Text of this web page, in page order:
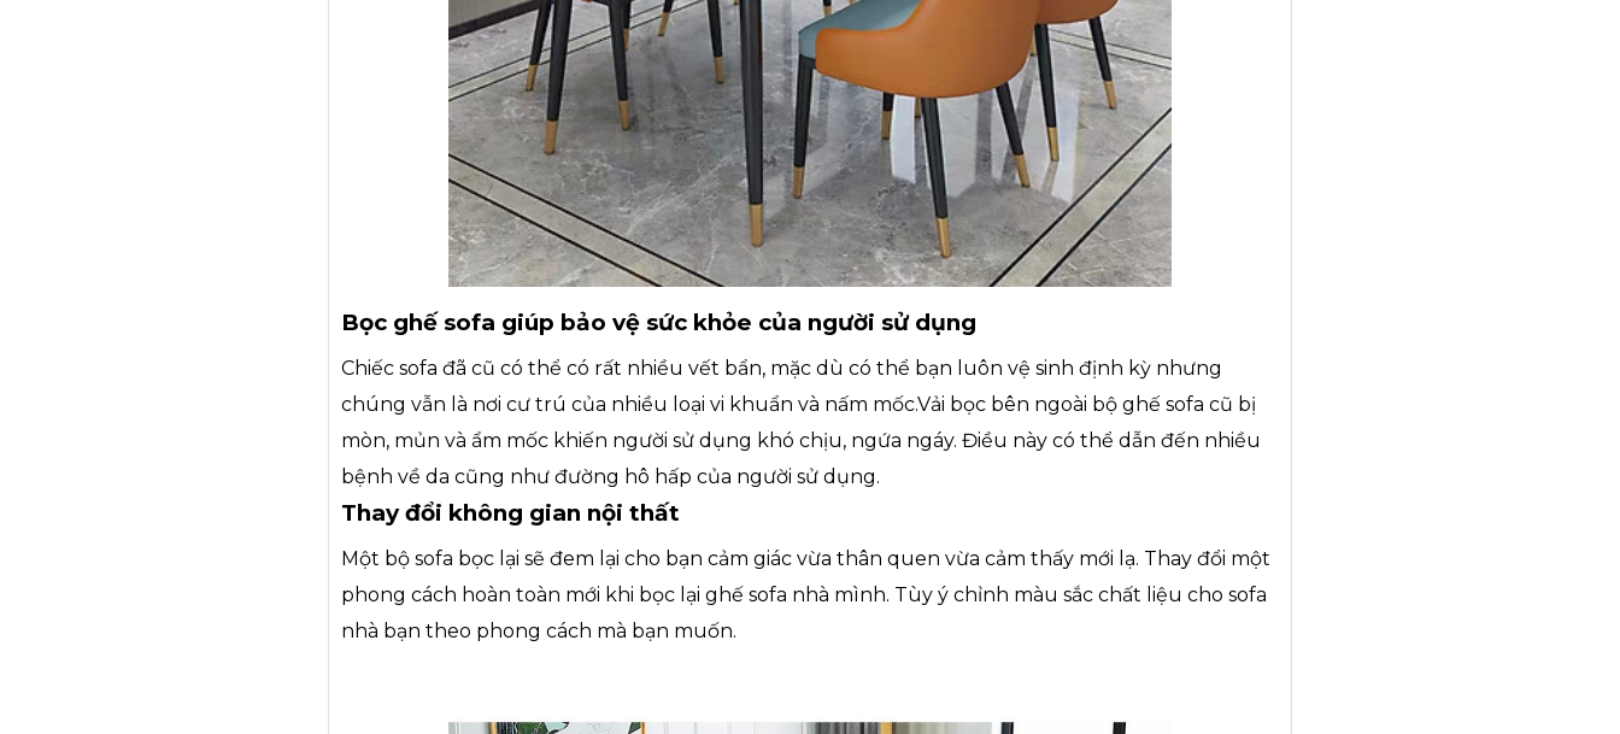
Bọc ghế sofa giúp bảo vệ sức khỏe của người sử dụng
Chiếc sofa đã cũ có thể có rất nhiều vết bẩn, mặc dù có thể bạn luôn vệ sinh định kỳ nhưng
chúng vẫn là nơi cư trú của nhiều loại vi khuẩn và nấm mốc.Vải bọc bên ngoài bộ ghế sofa cũ bị
mòn, mủn và ẩm mốc khiến người sử dụng khó chịu, ngứa ngáy. Điều này có thể dẫn đến nhiều
bệnh về da cũng như đường hô hấp của người sử dụng.
Thay đổi không gian nội thất
Một bộ sofa bọc lại sẽ đem lại cho bạn cảm giác vừa thân quen vừa cảm thấy mới lạ. Thay đổi một
phong cách hoàn toàn mới khi bọc lại ghế sofa nhà mình. Tùy ý chỉnh màu sắc chất liệu cho sofa
nhà bạn theo phong cách mà bạn muốn.